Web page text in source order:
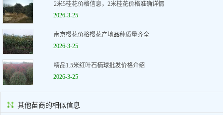
2米5桂花价格信息，2米桂花价格准确详情
2026-3-25
南京樱花价格樱花产地品种质量齐全
2026-3-25
精品1.5米红叶石楠球批发价格介绍
2026-3-25
其他苗商的相似信息